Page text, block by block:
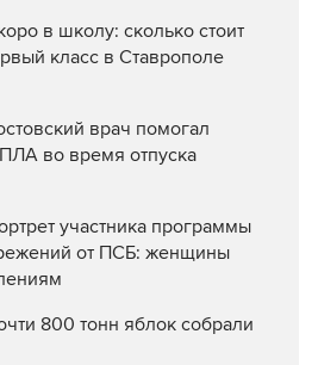
в школу: сколько стоит
класс в Ставрополе
врач помогал
во время отпуска
участника программы
от ПСБ: женщины
800 тонн яблок собрали